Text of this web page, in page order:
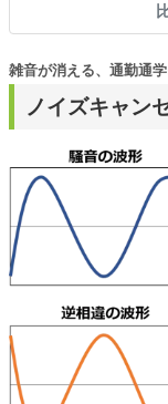
ノイズキャン
雑音が消える、通勤通